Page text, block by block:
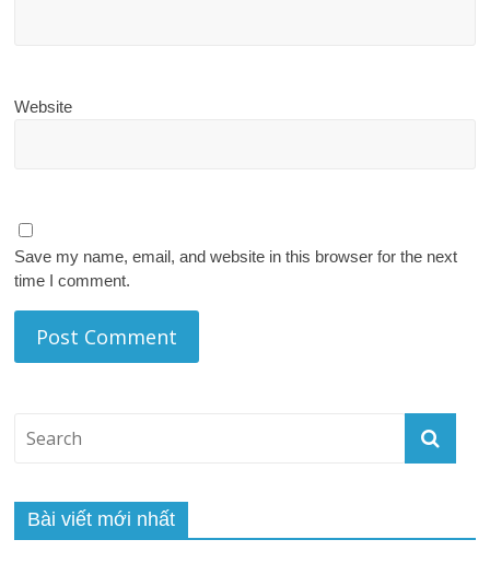
Website
Save my name, email, and website in this browser for the next
time I comment.
Bài viết mới nhất